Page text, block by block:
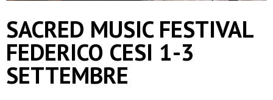
SACRED MUSIC FESTIVAL
FEDERICO CESI 1-3
SETTEMBRE